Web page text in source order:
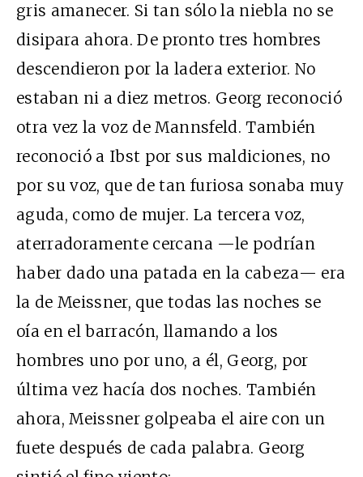
gris amanecer. Si tan sólo la niebla no se
disipara ahora. De pronto tres hombres
descendieron por la ladera exterior. No
estaban ni a diez metros. Georg reconoció
otra vez la voz de Mannsfeld. También
reconoció a Ibst por sus maldiciones, no
por su voz, que de tan furiosa sonaba muy
aguda, como de mujer. La tercera voz,
aterradoramente cercana —le podrían
haber dado una patada en la cabeza— era
la de Meissner, que todas las noches se
oía en el barracón, llamando a los
hombres uno por uno, a él, Georg, por
última vez hacía dos noches. También
ahora, Meissner golpeaba el aire con un
fuete después de cada palabra. Georg